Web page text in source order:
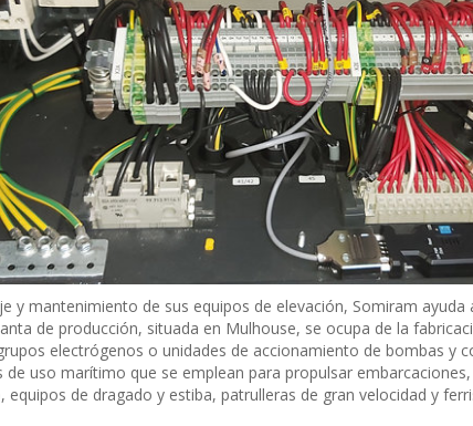
y mantenimiento de sus equipos de elevación, Somiram ayuda
de producción, situada en Mulhouse, se ocupa de la
electrógenos o unidades de accionamiento de bombas y
uso marítimo que se emplean para propulsar
de dragado y estiba, patrulleras de gran velocidad y